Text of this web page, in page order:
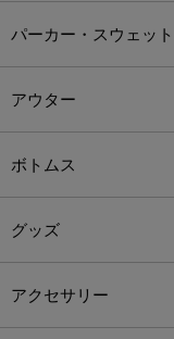
パーカー・スウェット
アウター
ボトムス
グッズ
アクセサリー